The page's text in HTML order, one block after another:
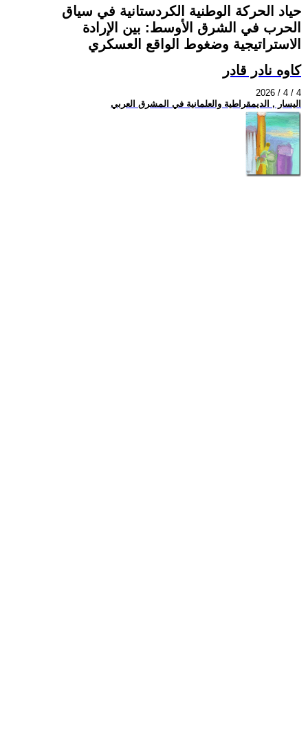
حياد الحركة الوطنية الكردستانية في سياق
الحرب في الشرق الأوسط: بين الإرادة
الاستراتيجية وضغوط الواقع العسكري
کاوە نادر قادر
2026 / 4 / 4
اليسار , الديمقراطية والعلمانية في المشرق العربي